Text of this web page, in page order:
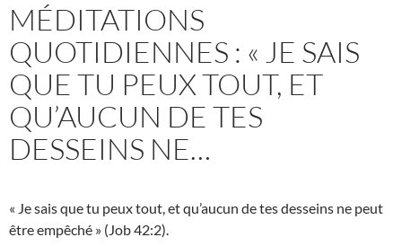
MÉDITATIONS
QUOTIDIENNES : « JE SAIS
QUE TU PEUX TOUT, ET
QU’AUCUN DE TES
DESSEINS NE…
« Je sais que tu peux tout, et qu’aucun de tes desseins ne peut
être empêché » (Job 42:2).